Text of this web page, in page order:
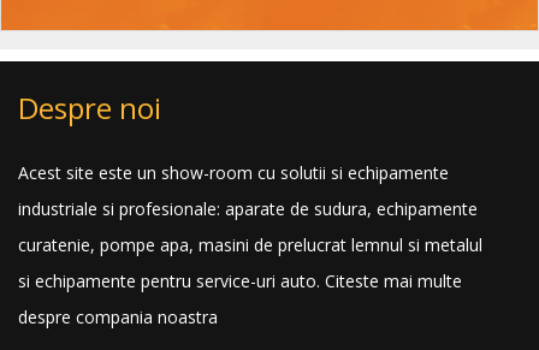
Despre noi
Acest site este un show-room cu solutii si echipamente
industriale si profesionale: aparate de sudura, echipamente
curatenie, pompe apa, masini de prelucrat lemnul si metalul
si echipamente pentru service-uri auto. Citeste mai multe
despre compania noastra